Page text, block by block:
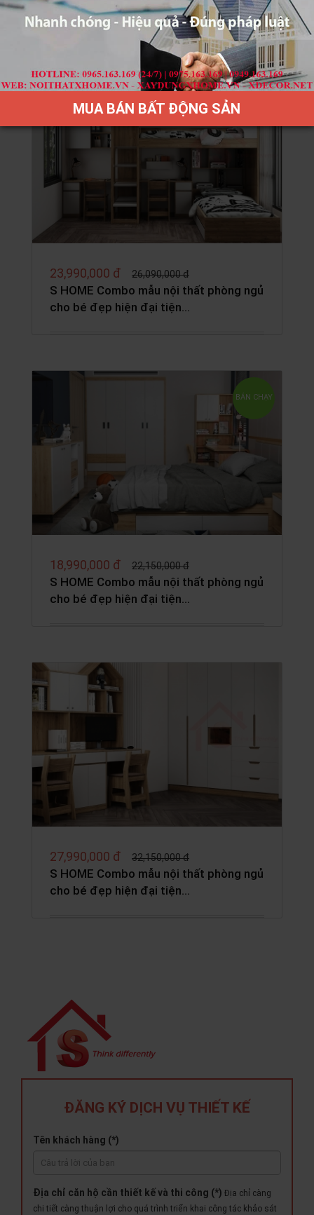
cho bé đẹp hiện đại tiện…
23,990,000 đ 26,090,000 đ
S HOME Combo mẫu nội thất phòng ngủ
cho bé đẹp hiện đại tiện…
BÁN CHẠY
18,990,000 đ 22,150,000 đ
S HOME Combo mẫu nội thất phòng ngủ
cho bé đẹp hiện đại tiện…
27,990,000 đ 32,150,000 đ
S HOME Combo mẫu nội thất phòng ngủ
cho bé đẹp hiện đại tiện…
ĐĂNG KÝ DỊCH VỤ THIẾT KẾ
Tên khách hàng (*)
Địa chỉ căn hộ cần thiết kế và thi công (*) Địa chỉ càng
chi tiết càng thuận lợi cho quá trình triển khai công tác khảo sát
MUA BÁN BẤT ĐỘNG SẢN